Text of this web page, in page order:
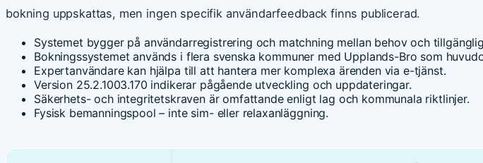
bokning uppskattas, men ingen specifik användarfeedback finns publicerad.
Systemet bygger på användarregistrering och matchning mellan behov och
Bokningssystemet används i flera svenska kommuner med Upplands-Bro som
Expertanvändare kan hjälpa till att hantera mer komplexa ärenden via e-tjänst.
Version 25.2.1003.170 indikerar pågående utveckling och uppdateringar.
Säkerhets- och integritetskraven är omfattande enligt lag och kommunala riktlinjer.
Fysisk bemanningspool – inte sim- eller relaxanläggning.